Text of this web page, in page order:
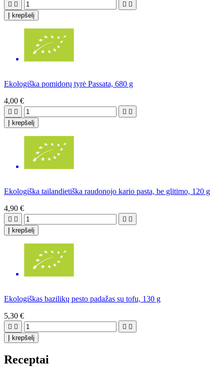
   
Į krepšelį
Ekologiška pomidorų tyrė Passata, 680 g
4,00 €
   
Į krepšelį
Ekologiška tailandietiška raudonojo kario pasta, be glitimo, 120 g
4,90 €
   
Į krepšelį
Ekologiškas bazilikų pesto padažas su tofu, 130 g
5,30 €
   
Į krepšelį
Receptai